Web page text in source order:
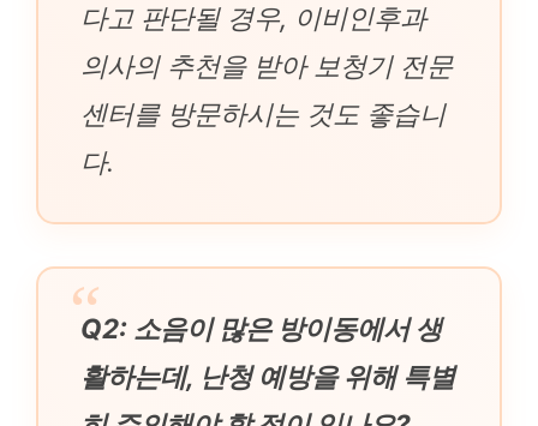
다고 판단될 경우, 이비인후과
의사의 추천을 받아 보청기 전문
센터를 방문하시는 것도 좋습니
다.
Q2: 소음이 많은 방이동에서 생
활하는데, 난청 예방을 위해 특별